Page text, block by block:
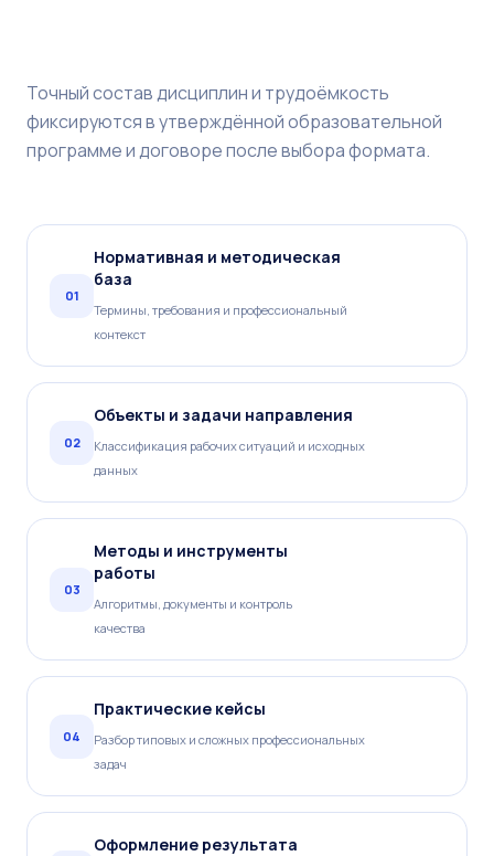
Точный состав дисциплин и трудоёмкость
фиксируются в утверждённой образовательной
программе и договоре после выбора формата.
01
Нормативная и методическая
база
Термины, требования и профессиональный
контекст
02
Объекты и задачи направления
Классификация рабочих ситуаций и исходных
данных
03
Методы и инструменты
работы
Алгоритмы, документы и контроль
качества
04
Практические кейсы
Разбор типовых и сложных профессиональных
задач
Оформление результата